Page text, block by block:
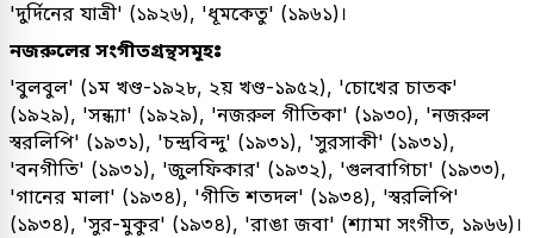
'দুর্দিনের যাত্রী' (১৯২৬), 'ধূমকেতু' (১৯৬১)।
নজরুলের সংগীতগ্রন্থসমূহঃ
'বুলবুল' (১ম খণ্ড-১৯২৮, ২য় খণ্ড-১৯৫২), 'চোখের চাতক'
(১৯২৯), 'সন্ধ্যা' (১৯২৯), 'নজরুল গীতিকা' (১৯৩০), 'নজরুল
স্বরলিপি' (১৯৩১), 'চন্দ্রবিন্দু' (১৯৩১), 'সুরসাকী' (১৯৩১),
'বনগীতি' (১৯৩১), 'জুলফিকার' (১৯৩২), 'গুলবাগিচা' (১৯৩৩),
'গানের মালা' (১৯৩৪), 'গীতি শতদল' (১৯৩৪), 'স্বরলিপি'
(১৯৩৪), 'সুর-মুকুর' (১৯৩৪), 'রাঙা জবা' (শ্যামা সংগীত, ১৯৬৬)।